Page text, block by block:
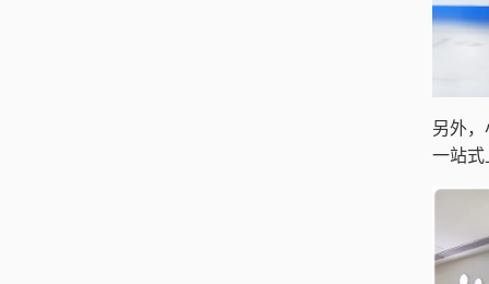
另外
一站